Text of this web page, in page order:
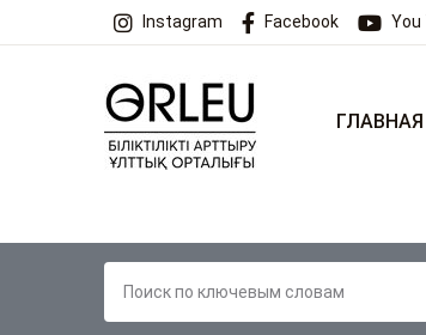
Instagram Facebook You
ГЛАВНАЯ